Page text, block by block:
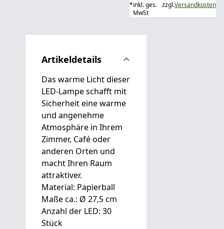
*inkl. ges.
MwSt
zzgl.Versandkosten
Artikeldetails
Das warme Licht dieser
LED-Lampe schafft mit
Sicherheit eine warme
und angenehme
Atmosphäre in Ihrem
Zimmer, Café oder
anderen Orten und
macht Ihren Raum
attraktiver.
Material: Papierball
Maße ca.: Ø 27,5 cm
Anzahl der LED: 30
Stück